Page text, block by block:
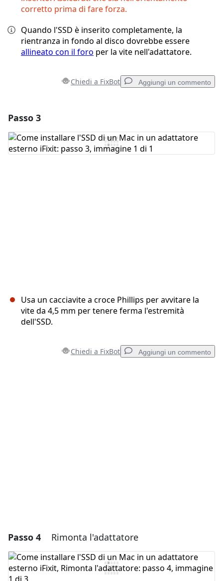
corretto prima di fare forza.
Quando l'SSD è inserito completamente, la
rientranza in fondo al disco dovrebbe essere
allineato con il foro per la vite nell'adattatore.
Chiedi a FixBot Aggiungi un commento
Aggiungi Commento
Passo 3
Usa un cacciavite a croce Phillips per avvitare la
vite da 4,5 mm per tenere ferma l'estremità
dell'SSD.
Chiedi a FixBot Aggiungi un commento
Passo 4 Rimonta l'adattatore